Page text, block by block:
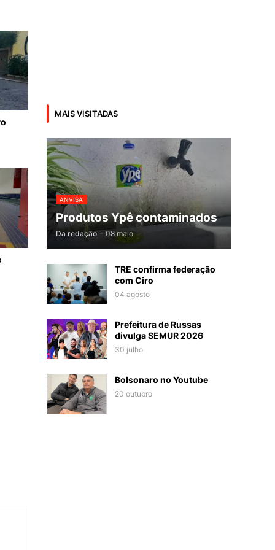
MAIS VISITADAS
ANVISA
Produtos Ypê contaminados
Da redação - 08 maio
TRE confirma federação
com Ciro
04 agosto
Prefeitura de Russas
divulga SEMUR 2026
30 julho
Bolsonaro no Youtube
20 outubro